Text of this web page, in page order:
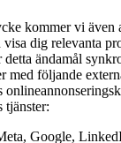
kommer vi även
visa dig relevanta
detta ändamål
med följande
tjänster:
Google,